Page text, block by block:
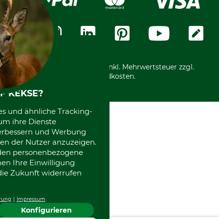
Datenschutz
Zahlungsarten
Vorkasse
Über uns
Messetermine
Community
International
*Alle Preise in Euro und inkl. Mehrwertsteuer zzgl.
Versandkosten.
KEKSE?
und ähnliche Tracking-
ihre Dienste
und Werbung
der Nutzer anzuzeigen.
personenbezogene
Ihre Einwilligung
Zukunft widerrufen
Impressum
Konfigurieren